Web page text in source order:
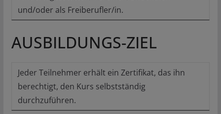
und/oder als Freiberufler/in.
AUSBILDUNGS-ZIEL
Jeder Teilnehmer erhält ein Zertifikat, das ihn
berechtigt, den Kurs selbstständig
durchzuführen.